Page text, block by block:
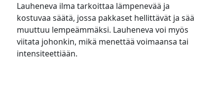
Lauheneva ilma tarkoittaa lämpenevää ja
kostuvaa säätä, jossa pakkaset hellittävät ja sää
muuttuu lempeämmäksi. Lauheneva voi myös
viitata johonkin, mikä menettää voimaansa tai
intensiteettiään.